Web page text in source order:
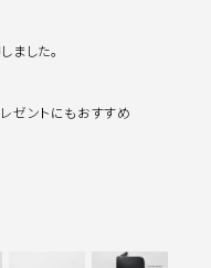
ました。
ゼントにもおすすめ